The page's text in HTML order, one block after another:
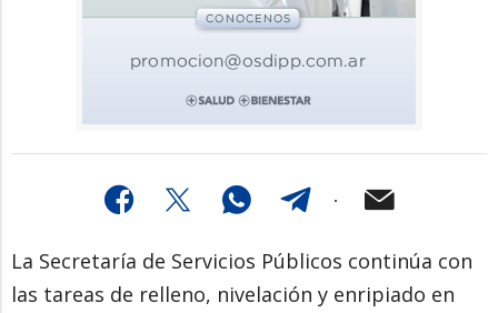
La Secretaría de Servicios Públicos continúa con
las tareas de relleno, nivelación y enripiado en